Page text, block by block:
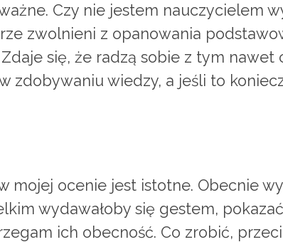
Czy nie jestem nauczycielem
zwolnieni z opanowania
się, że radzą sobie z tym nawet
zdobywaniu wiedzy, a jeśli to
mojej ocenie jest istotne. Obecnie
wydawałoby się gestem,
ich obecność. Co zrobić,